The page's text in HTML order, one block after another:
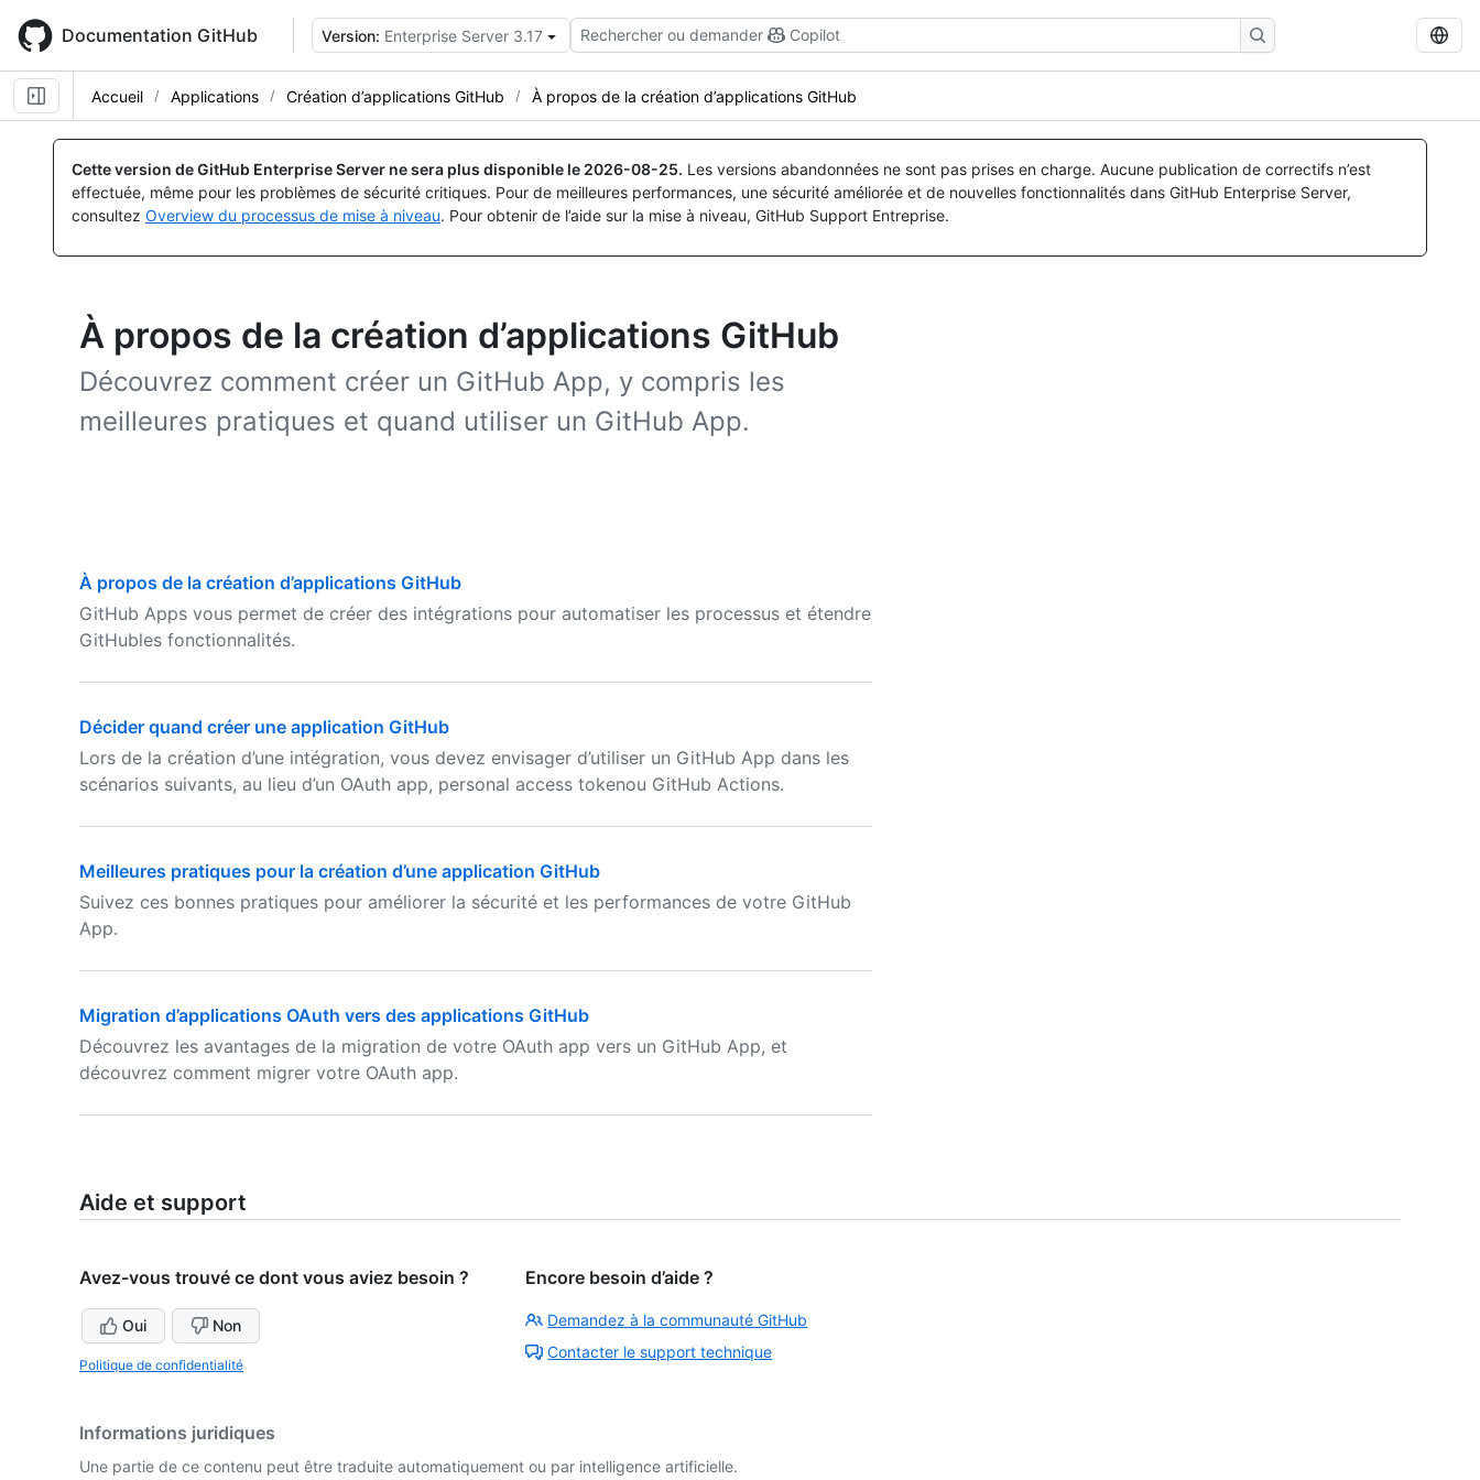
main
content
Documentation GitHub Version: Enterprise Server 3.17 Rechercher ou demander Copilot
Accueil Applications Création d’applications GitHub À propos de la création d’applications GitHub
Cette version de GitHub Enterprise Server ne sera plus disponible le 2026-08-25. Les versions abandonnées ne sont pas prises en charge. Aucune publication de correctifs n’est
effectuée, même pour les problèmes de sécurité critiques. Pour de meilleures performances, une sécurité améliorée et de nouvelles fonctionnalités dans GitHub Enterprise Server,
consultez Overview du processus de mise à niveau. Pour obtenir de l’aide sur la mise à niveau, GitHub Support Entreprise.
À propos de la création d’applications GitHub
Découvrez comment créer un GitHub App, y compris les
meilleures pratiques et quand utiliser un GitHub App.
À propos de la création d’applications GitHub
GitHub Apps vous permet de créer des intégrations pour automatiser les processus et étendre
GitHubles fonctionnalités.
Décider quand créer une application GitHub
Lors de la création d’une intégration, vous devez envisager d’utiliser un GitHub App dans les
scénarios suivants, au lieu d’un OAuth app, personal access tokenou GitHub Actions.
Meilleures pratiques pour la création d’une application GitHub
Suivez ces bonnes pratiques pour améliorer la sécurité et les performances de votre GitHub
App.
Migration d’applications OAuth vers des applications GitHub
Découvrez les avantages de la migration de votre OAuth app vers un GitHub App, et
découvrez comment migrer votre OAuth app.
Aide et support
Avez-vous trouvé ce dont vous aviez besoin ?
Oui Non
Politique de confidentialité
Encore besoin d’aide ?
Demandez à la communauté GitHub
Contacter le support technique
Informations juridiques
Une partie de ce contenu peut être traduite automatiquement ou par intelligence artificielle.